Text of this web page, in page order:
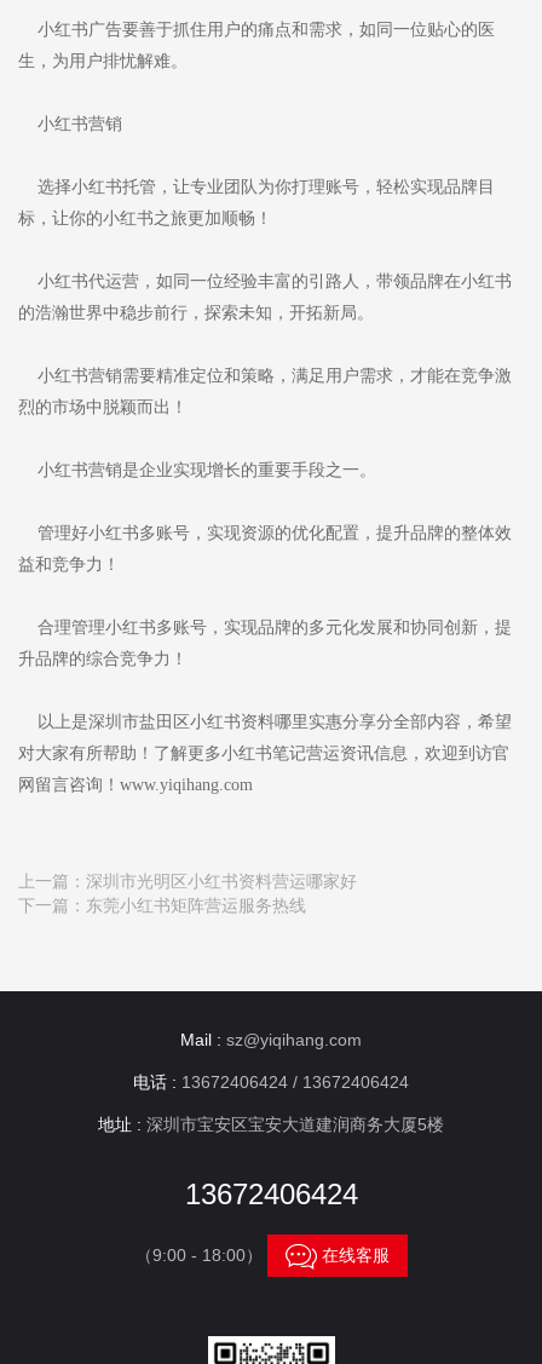
小红书广告要善于抓住用户的痛点和需求，如同一位贴心的医
生，为用户排忧解难。
小红书营销
选择小红书托管，让专业团队为你打理账号，轻松实现品牌目
标，让你的小红书之旅更加顺畅！
小红书代运营，如同一位经验丰富的引路人，带领品牌在小红书
的浩瀚世界中稳步前行，探索未知，开拓新局。
小红书营销需要精准定位和策略，满足用户需求，才能在竞争激
烈的市场中脱颖而出！
小红书营销是企业实现增长的重要手段之一。
管理好小红书多账号，实现资源的优化配置，提升品牌的整体效
益和竞争力！
合理管理小红书多账号，实现品牌的多元化发展和协同创新，提
升品牌的综合竞争力！
以上是深圳市盐田区小红书资料哪里实惠分享分全部内容，希望
对大家有所帮助！了解更多小红书笔记营运资讯信息，欢迎到访官
网留言咨询！www.yiqihang.com
上一篇： 深圳市光明区小红书资料营运哪家好
下一篇： 东莞小红书矩阵营运服务热线
Mail : sz@yiqihang.com
电话 : 13672406424 / 13672406424
地址 : 深圳市宝安区宝安大道建润商务大厦5楼
13672406424
（9:00 - 18:00） 在线客服